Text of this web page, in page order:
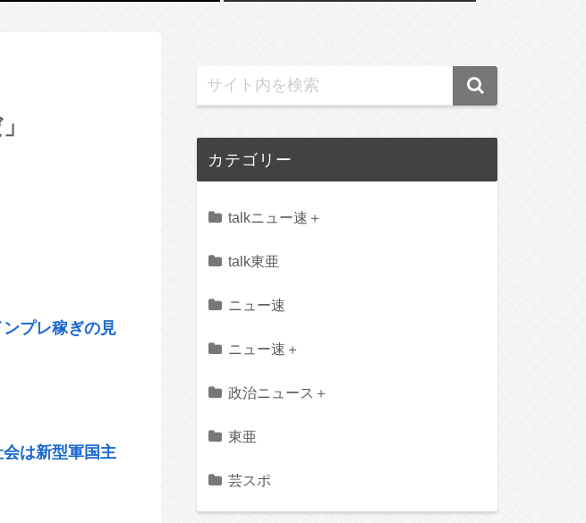
プレ稼ぎの見
は新型軍国主
カテゴリー
talkニュー速＋
talk東亜
ニュー速
ニュー速＋
政治ニュース＋
東亜
芸スポ